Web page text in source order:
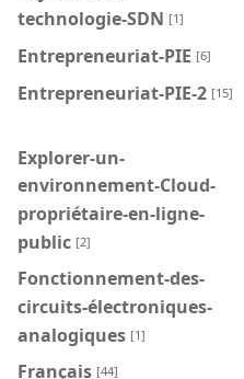
technologie-SDN [1]
Entrepreneuriat-PIE [6]
Entrepreneuriat-PIE-2 [15]
Explorer-un-
environnement-Cloud-
propriétaire-en-ligne-
public [2]
Fonctionnement-des-
circuits-électroniques-
analogiques [1]
Français [44]